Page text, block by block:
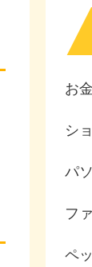
お
シ
パ
フ
ペ